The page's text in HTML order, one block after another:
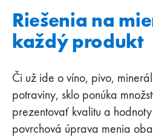
Riešenia na
každý produkt
Či už ide o víno, pivo,
potraviny, sklo ponúka
prezentovať kvalitu a
povrchová úprava menia